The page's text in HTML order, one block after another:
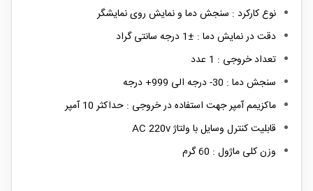
نوع کارکرد : سنجش دما و نمایش روی نمایشگر
دقت در نمایش دما : ±1 درجه سانتی گراد
تعداد خروجی : 1 عدد
سنجش دما : 30- درجه الی 999+ درجه
ماکزیمم آمپر جهت استفاده در خروجی : حداکثر 10 آمپر
قابلیت کنترل وسایل با ولتاژ AC 220v
وزن کلی ماژول : 60 گرم